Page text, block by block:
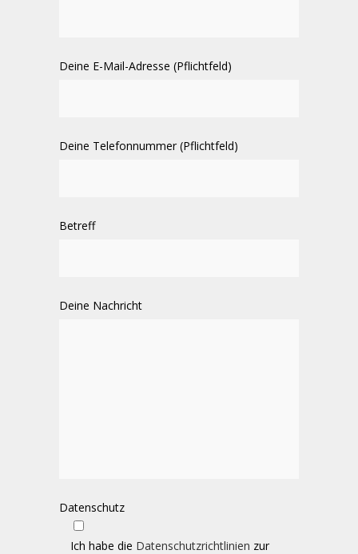
Deine E-Mail-Adresse (Pflichtfeld)
Deine Telefonnummer (Pflichtfeld)
Betreff
Deine Nachricht
Datenschutz
Ich habe die Datenschutzrichtlinien zur